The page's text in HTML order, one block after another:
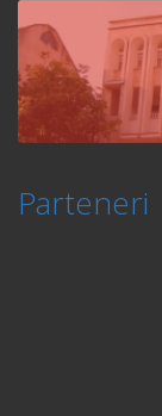
Parteneri